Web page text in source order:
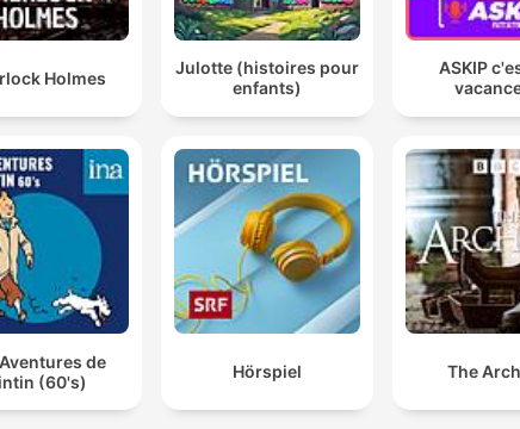
Holmes
Julotte (histoires pour
enfants)
ASKIP
de
(60's)
Hörspiel The